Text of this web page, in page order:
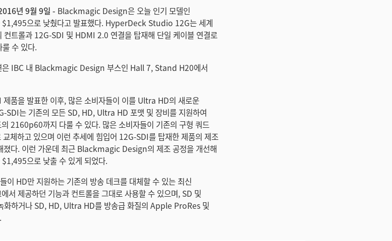
년 9월 9일 - Blackmagic Design은 오늘 인기 모델인
으로 낮췄다고 발표했다. HyperDeck Studio 12G는 세계
컨트롤과 12G-SDI 및 HDMI 2.0 연결을 탑재해 단일 케이블 연결로
수 있다.
IBC 내 Blackmagic Design 부스인 Hall 7, Stand H20에서
품을 발표한 이후, 많은 소비자들이 이를 Ultra HD의 새로운
SDI는 기존의 모든 SD, HD, Ultra HD 포맷 및 장비를 지원하여
2160p60까지 다룰 수 있다. 많은 소비자들이 기존의 구형 쿼드
체하고 있으며 이런 추세에 힘입어 12G-SDI를 탑재한 제품의 제조
졌다. 이런 가운데 최근 Blackmagic Design의 제조 공정을 개선해
으로 낮출 수 있게 되었다.
HD만 지원하는 기존의 방송 데크를 대체할 수 있는 최신
서 제공하던 기능과 컨트롤을 그대로 사용할 수 있으며, SD 및
화하거나 SD, HD, Ultra HD를 방송급 화질의 Apple ProRes 및